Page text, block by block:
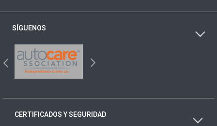
SÍGUENOS
CERTIFICADOS Y SEGURIDAD